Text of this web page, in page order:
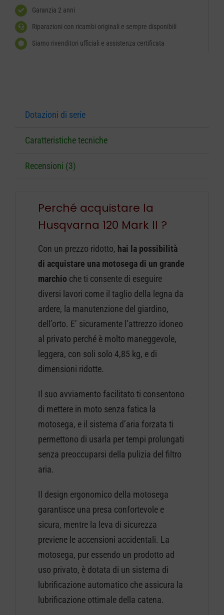
Garanzia 2 anni
Riparazioni con ricambi originali e sempre disponibili
Siamo rivenditori ufficiali e assistenza certificata
Dotazioni di serie
Caratteristiche tecniche
Recensioni (3)
Perché acquistare la
Husqvarna 120 Mark II ?
Con un prezzo ridotto, hai la possibilità
di acquistare una motosega di un grande
marchio che ti consente di eseguire
diversi lavori come il taglio della legna da
ardere, la manutenzione del giardino,
dell’orto. E’ sicuramente l’attrezzo idoneo
al privato perché è molto maneggevole,
leggera, con soli solo 4,85 kg, e di
dimensioni ridotte.
Il suo avviamento facilitato ti consentono
di mettere in moto senza fatica la
motosega, e il sistema d’aria forzata ti
permettono di usarla per tempi prolungati
senza preoccuparsi della pulizia del filtro
aria.
Il design ergonomico della motosega
garantisce una presa confortevole e
sicura, mentre la leva di sicurezza
previene le accensioni accidentali. La
motosega, pur essendo un prodotto ad
uso privato, è dotata di un sistema di
lubrificazione automatico che assicura la
lubrificazione ottimale della catena.